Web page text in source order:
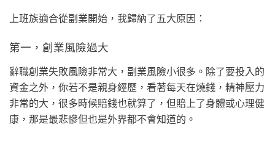
上班族適合從副業開始，我歸納了五大原因：
第一，創業風險過大
辭職創業失敗風險非常大，副業風險小很多。除了要投入的
資金之外，你若不是親身經歷，看著每天在燒錢，精神壓力
非常的大，很多時候賠錢也就算了，但賠上了身體或心理健
康，那是最悲慘但也是外界都不會知道的。